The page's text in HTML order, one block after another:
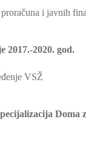
i javnih
2017.-2020. god.
VSŽ